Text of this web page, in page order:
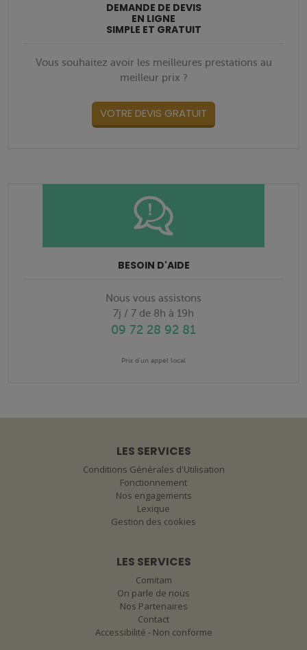
DEMANDE DE DEVIS
EN LIGNE
SIMPLE ET GRATUIT
Vous souhaitez avoir les meilleures prestations au
meilleur prix ?
VOTRE DEVIS GRATUIT
BESOIN D'AIDE
Nous vous assistons
7j / 7 de 8h à 19h
09 72 28 92 81
Prix d'un appel local
LES SERVICES
Conditions Générales d'Utilisation
Fonctionnement
Nos engagements
Lexique
Gestion des cookies
LES SERVICES
Comitam
On parle de nous
Nos Partenaires
Contact
Accessibilité - Non conforme